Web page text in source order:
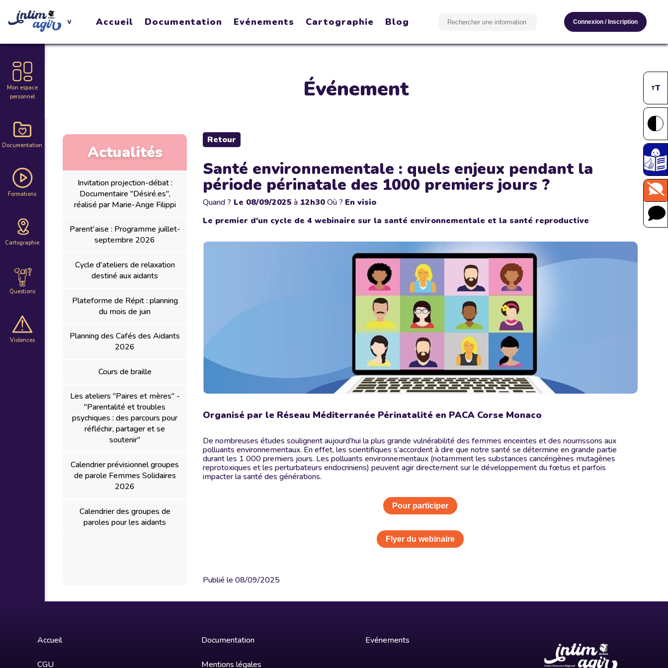
TT
Accueil Documentation Evénements Cartographie Blog Connexion/ Inscription
Mon espace
personnel
Documentation
Formations
Cartographie
Questions
Violences
Événement
Actualités
Invitation projection-débat :
Documentaire "Désiré.es",
réalisé par Marie-Ange Filippi
Parent'aise : Programme juillet-
septembre 2026
Cycle d'ateliers de relaxation
destiné aux aidants
Plateforme de Répit : planning
du mois de juin
Planning des Cafés des Aidants
2026
Cours de braille
Les ateliers "Paires et mères" -
"Parentalité et troubles
psychiques : des parcours pour
réfléchir, partager et se
soutenir"
Calendrier prévisionnel groupes
de parole Femmes Solidaires
2026
Calendrier des groupes de
paroles pour les aidants
Retour
Santé environnementale : quels enjeux pendant la
période périnatale des 1000 premiers jours ?
Quand ? Le 08/09/2025 à 12h30Où ? En visio
Le premier d'un cycle de 4 webinaire sur la santé environnementale et la santé reproductive
Organisé par le Réseau Méditerranée Périnatalité en PACA Corse Monaco
De nombreuses études soulignent aujourd’hui la plus grande vulnérabilité des femmes enceintes et des nourrissons aux
polluants environnementaux. En effet, les scientifiques s’accordent à dire que notre santé se détermine en grande partie
durant les 1 000 premiers jours. Les polluants environnementaux (notamment les substances cancérigènes mutagènes
reprotoxiques et les perturbateurs endocriniens) peuvent agir directement sur le développement du fœtus et parfois
impacter la santé des générations.
Pour participer
Flyer du webinaire
Publié le08/09/2025
Accueil Documentation Evénements
CGU Mentions légales